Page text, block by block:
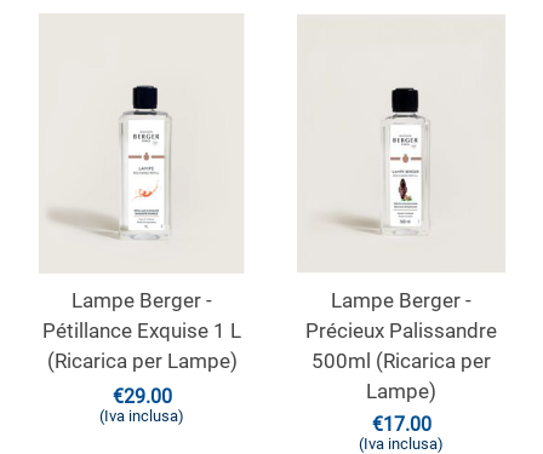
Lampe Berger -
Pétillance Exquise 1 L
(Ricarica per Lampe)
€29.00
(Iva inclusa)
Lampe Berger -
Précieux Palissandre
500ml (Ricarica per
Lampe)
€17.00
(Iva inclusa)